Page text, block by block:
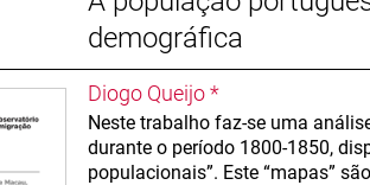
demográfica
Diogo Queijo *
Neste trabalho faz-se uma
durante o período 1800-1850,
populacionais”. Este “mapas”